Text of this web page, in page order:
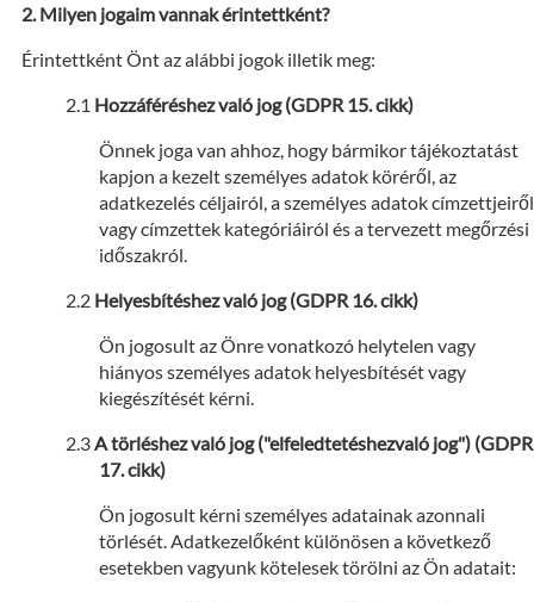
Milyen jogaim vannak érintettként?
Érintettként Önt az alábbi jogok illetik meg:
Hozzáféréshez való jog (GDPR 15. cikk)
Önnek joga van ahhoz, hogy bármikor tájékoztatást
kapjon a kezelt személyes adatok köréről, az
adatkezelés céljairól, a személyes adatok címzettjeiről
vagy címzettek kategóriáiról és a tervezett megőrzési
időszakról.
Helyesbítéshez való jog (GDPR 16. cikk)
Ön jogosult az Önre vonatkozó helytelen vagy
hiányos személyes adatok helyesbítését vagy
kiegészítését kérni.
A törléshez való jog ("elfeledtetéshezvaló jog") (GDPR
17. cikk)
Ön jogosult kérni személyes adatainak azonnali
törlését. Adatkezelőként különösen a következő
esetekben vagyunk kötelesek törölni az Ön adatait: